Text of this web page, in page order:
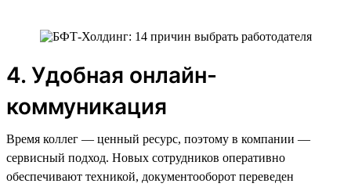
4. Удобная онлайн-
коммуникация
Время коллег — ценный ресурс, поэтому в компании —
сервисный подход. Новых сотрудников оперативно
обеспечивают техникой, документооборот переведен